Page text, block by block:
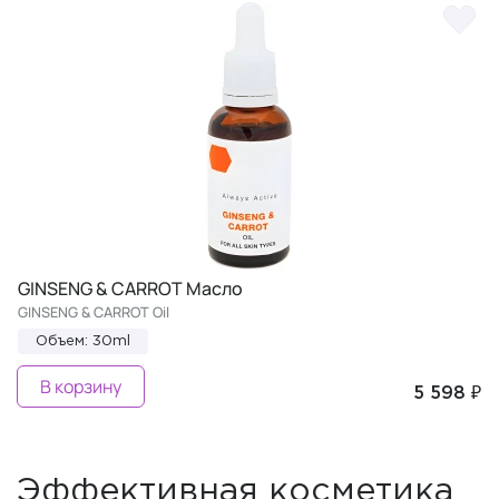
GINSENG & CARROT Масло
GINSENG & CARROT Oil
Объем: 30ml
5 598 ₽
В корзину
Эффективная косметика